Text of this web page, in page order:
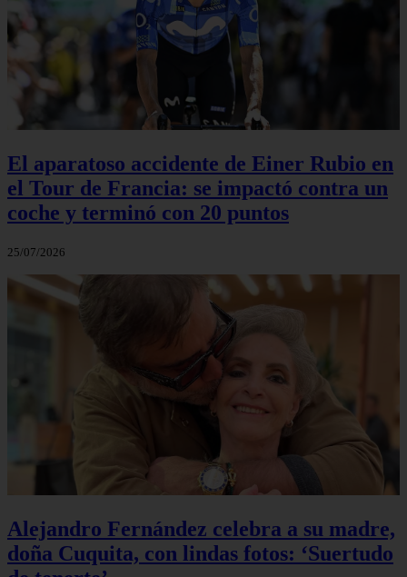
El aparatoso accidente de Einer Rubio en
el Tour de Francia: se impactó contra un
coche y terminó con 20 puntos
25/07/2026
Alejandro Fernández celebra a su madre,
doña Cuquita, con lindas fotos: ‘Suertudo